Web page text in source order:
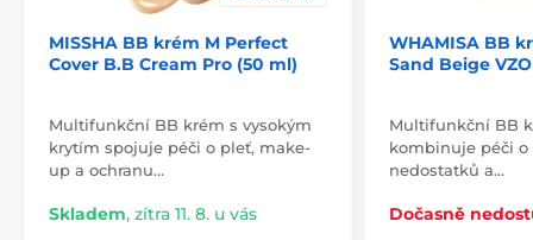
MISSHA BB krém M Perfect
Cover B.B Cream Pro (50 ml)
Multifunkční BB krém s vysokým
krytím spojuje péči o pleť, make-
up a ochranu…
Skladem, zítra 11. 8. u vás
WHAMISA BB
Sand Beige
Multifunkční BB
kombinuje péči
nedostatků a…
Dočasně